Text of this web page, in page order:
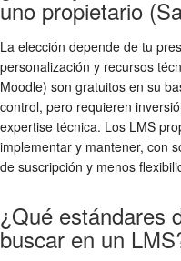
uno propietario
La elección depende de tu
personalización y recursos
Moodle) son gratuitos en su
control, pero requieren
expertise técnica. Los LMS
implementar y mantener, con
de suscripción y menos
¿Qué estándares
buscar en un